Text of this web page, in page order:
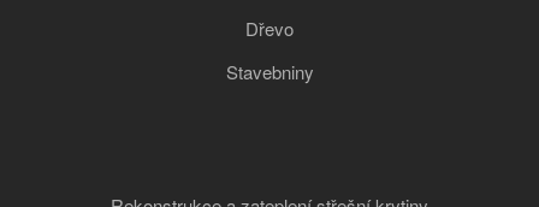
Dřevo
Stavebniny